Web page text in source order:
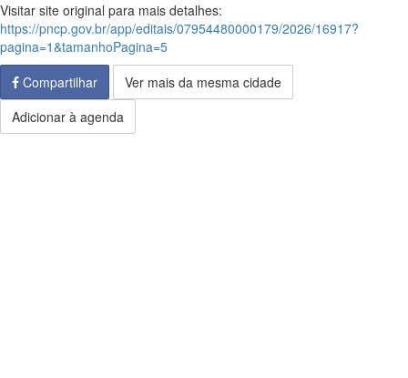
Visitar site original para mais detalhes:
https://pncp.gov.br/app/editais/07954480000179/2026/16917?
pagina=1&tamanhoPagina=5
Compartilhar
Ver mais da mesma cidade
Adicionar à agenda